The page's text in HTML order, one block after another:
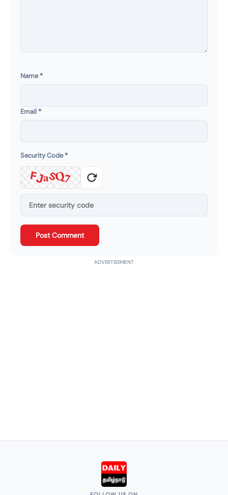
Name*
Email *
Security Code*
FJaSQ7
Post Comment
ADVERTISEMENT